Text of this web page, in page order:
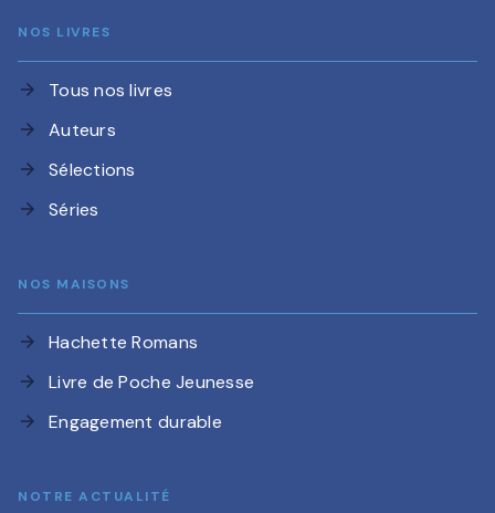
NOS LIVRES
arrow_forward Tous nos livres
arrow_forward Auteurs
arrow_forward Sélections
arrow_forward Séries
NOS MAISONS
arrow_forward Hachette Romans
arrow_forward Livre de Poche Jeunesse
arrow_forward Engagement durable
NOTRE ACTUALITÉ